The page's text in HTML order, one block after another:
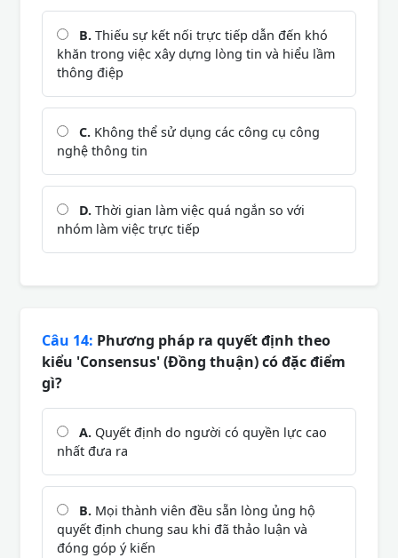
B. Thiếu sự kết nối trực tiếp dẫn đến khó
khăn trong việc xây dựng lòng tin và hiểu lầm
thông điệp
C. Không thể sử dụng các công cụ công
nghệ thông tin
D. Thời gian làm việc quá ngắn so với
nhóm làm việc trực tiếp
Câu 14: Phương pháp ra quyết định theo
kiểu 'Consensus' (Đồng thuận) có đặc điểm
gì?
A. Quyết định do người có quyền lực cao
nhất đưa ra
B. Mọi thành viên đều sẵn lòng ủng hộ
quyết định chung sau khi đã thảo luận và
đóng góp ý kiến